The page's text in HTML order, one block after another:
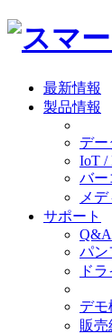
最新情報
製品情報
デー
IoT /
バー
メ
サポート
Q&A
パン
ド
デモ
販売